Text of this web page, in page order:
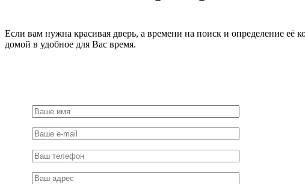
черный,
ЦАМ
Если вам нужна красивая дверь, а времени на поиск и определение её
домой в удобное для Вас время.